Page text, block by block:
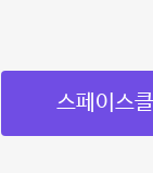
스페이스